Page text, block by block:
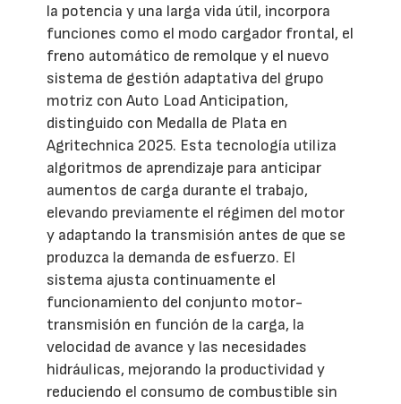
la potencia y una larga vida útil, incorpora
funciones como el modo cargador frontal, el
freno automático de remolque y el nuevo
sistema de gestión adaptativa del grupo
motriz con Auto Load Anticipation,
distinguido con Medalla de Plata en
Agritechnica 2025. Esta tecnología utiliza
algoritmos de aprendizaje para anticipar
aumentos de carga durante el trabajo,
elevando previamente el régimen del motor
y adaptando la transmisión antes de que se
produzca la demanda de esfuerzo. El
sistema ajusta continuamente el
funcionamiento del conjunto motor-
transmisión en función de la carga, la
velocidad de avance y las necesidades
hidráulicas, mejorando la productividad y
reduciendo el consumo de combustible sin